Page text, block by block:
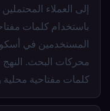
إلى العملاء
باستخدام كلمات
المستخدمين في
محركات البحث.
كلمات مفتاحية